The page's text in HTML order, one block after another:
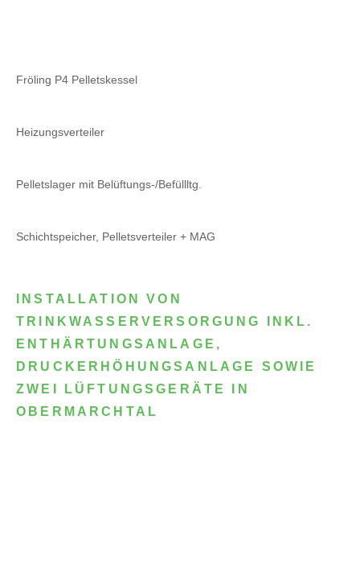
Fröling P4 Pelletskessel
Heizungsverteiler
Pelletslager mit Belüftungs-/Befüllltg.
Schichtspeicher, Pelletsverteiler + MAG
INSTALLATION VON
TRINKWASSERVERSORGUNG INKL.
ENTHÄRTUNGSANLAGE,
DRUCKERHÖHUNGSANLAGE SOWIE
ZWEI LÜFTUNGSGERÄTE IN
OBERMARCHTAL